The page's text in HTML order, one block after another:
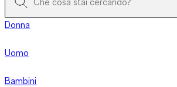
Donna
Uomo
Bambini